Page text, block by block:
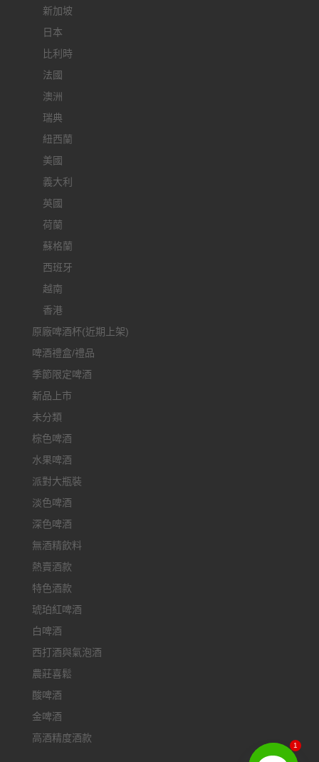
新加坡
日本
比利時
法國
澳洲
瑞典
紐西蘭
美國
義大利
英國
荷蘭
蘇格蘭
西班牙
越南
香港
原廠啤酒杯(近期上架)
啤酒禮盒/禮品
季節限定啤酒
新品上市
未分類
棕色啤酒
水果啤酒
派對大瓶裝
淡色啤酒
深色啤酒
無酒精飲料
熱賣酒款
特色酒款
琥珀紅啤酒
白啤酒
西打酒與氣泡酒
農莊喜鬆
酸啤酒
金啤酒
高酒精度酒款
1